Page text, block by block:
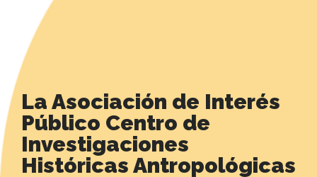
La Asociación de Interés
Público Centro de
Investigaciones
Históricas Antropológicas